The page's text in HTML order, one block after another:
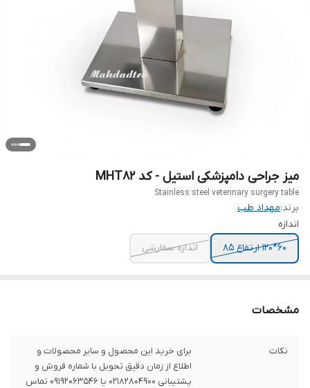
میز جراحی دامپزشکی استیل - کد MHT82
Stainless steel veterinary surgery table
برند:مهداد طب
اندازه
60*120 ارتفاع 85
اندازه سفارشی
مشخصات
نکات
برای خرید این محصول و سایر محصولات و
اطلاع از زمان دقیق تحویل با شماره فروش و
پشتیبانی 02182804900 یا 09192063546 تماس